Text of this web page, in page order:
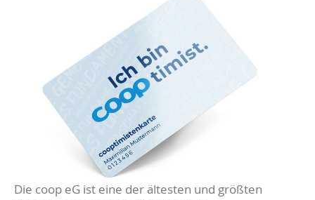
Die coop eG ist eine der ältesten und größten